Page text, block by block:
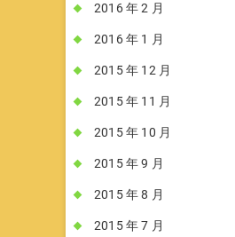
2016 年 2 月
2016 年 1 月
2015 年 12 月
2015 年 11 月
2015 年 10 月
2015 年 9 月
2015 年 8 月
2015 年 7 月